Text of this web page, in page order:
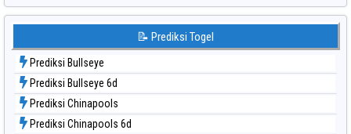
Data Togel Sydney Lottery
Data Togel Sydney Lottery 6d
Data Togel Sydney Lotto
Data Togel Sydney Pools 6d
Data Togel Taipei
Data Togel Taiwan
📝 Prediksi Togel
Prediksi Bullseye
Prediksi Bullseye 6d
Prediksi Chinapools
Prediksi Chinapools 6d